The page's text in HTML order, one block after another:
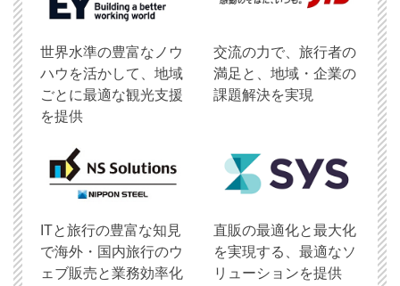
世界水準の豊富なノウ
ハウを活かして、地域
ごとに最適な観光支援
を提供
交流の力で、旅行者の
満足と、地域・企業の
課題解決を実現
ITと旅行の豊富な知見
で海外・国内旅行のウ
ェブ販売と業務効率化
直販の最適化と最大化
を実現する、最適なソ
リューションを提供